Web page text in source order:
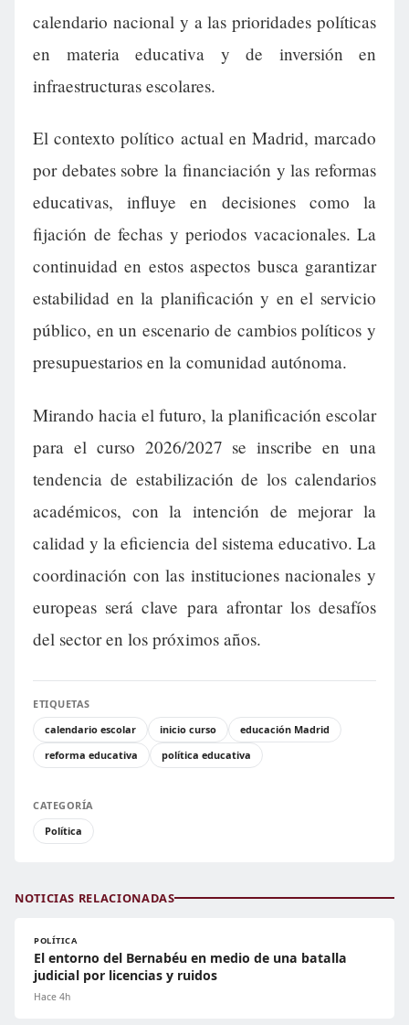
calendario nacional y a las prioridades políticas
en materia educativa y de inversión en
infraestructuras escolares.
El contexto político actual en Madrid, marcado
por debates sobre la financiación y las reformas
educativas, influye en decisiones como la
fijación de fechas y periodos vacacionales. La
continuidad en estos aspectos busca garantizar
estabilidad en la planificación y en el servicio
público, en un escenario de cambios políticos y
presupuestarios en la comunidad autónoma.
Mirando hacia el futuro, la planificación escolar
para el curso 2026/2027 se inscribe en una
tendencia de estabilización de los calendarios
académicos, con la intención de mejorar la
calidad y la eficiencia del sistema educativo. La
coordinación con las instituciones nacionales y
europeas será clave para afrontar los desafíos
del sector en los próximos años.
ETIQUETAS
calendario escolar
inicio curso
educación Madrid
reforma educativa
política educativa
CATEGORÍA
Política
NOTICIAS RELACIONADAS
POLÍTICA
El entorno del Bernabéu en medio de una batalla
judicial por licencias y ruidos
Hace 4h